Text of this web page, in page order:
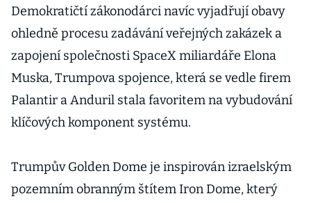
Demokratičtí zákonodárci navíc vyjadřují obavy
ohledně procesu zadávání veřejných zakázek a
zapojení společnosti SpaceX miliardáře Elona
Muska, Trumpova spojence, která se vedle firem
Palantir a Anduril stala favoritem na vybudování
klíčových komponent systému.
Trumpův Golden Dome je inspirován izraelským
pozemním obranným štítem Iron Dome, který